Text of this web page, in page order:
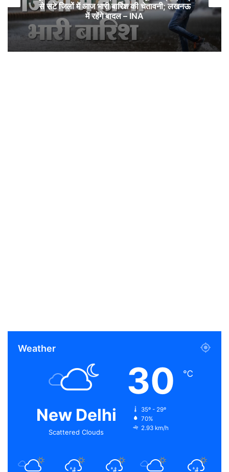
से सटे जिलों में आज भारी बारिश की चेतावनी; लखनऊ
में रहेंगे बादल – INA
Weather
New Delhi
Scattered Clouds
30 ℃
35º - 29º
70%
2.93 km/h